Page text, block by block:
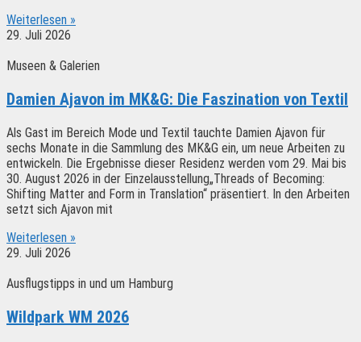
Weiterlesen »
29. Juli 2026
Museen & Galerien
Damien Ajavon im MK&G: Die Faszination von Textil
Als Gast im Bereich Mode und Textil tauchte Damien Ajavon für
sechs Monate in die Sammlung des MK&G ein, um neue Arbeiten zu
entwickeln. Die Ergebnisse dieser Residenz werden vom 29. Mai bis
30. August 2026 in der Einzelausstellung„Threads of Becoming:
Shifting Matter and Form in Translation“ präsentiert. In den Arbeiten
setzt sich Ajavon mit
Weiterlesen »
29. Juli 2026
Ausflugstipps in und um Hamburg
Wildpark WM 2026